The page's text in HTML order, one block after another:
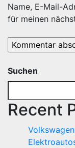
Name, E-Mail-
für meinen
Suchen
Recent